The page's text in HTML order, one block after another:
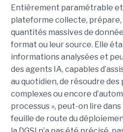
Entièrement paramétrable et
plateforme collecte,
quantités massives de
format ou leur source. Elle
informations analysées et
des agents IA, capables
au quotidien, de résoudre
complexes ou encore
processus », peut-on lire
feuille de route du